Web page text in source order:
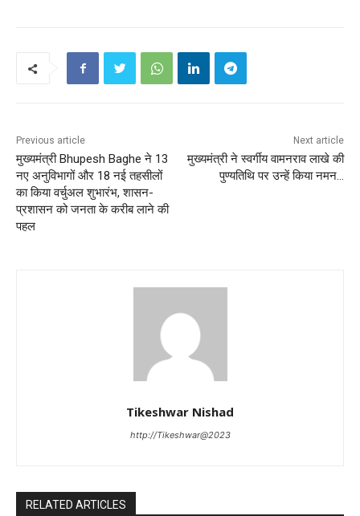
Previous article
मुख्यमंत्री Bhupesh Baghe ने 13
नए अनुविभागों और 18 नई तहसीलों
का किया वर्चुअल शुभारंभ, शासन-
प्रशासन को जनता के करीब लाने की
पहल
Next article
मुख्यमंत्री ने स्वर्गीय वामनराव लाखे की
पुण्यतिथि पर उन्हें किया नमन…
Tikeshwar Nishad
http://Tikeshwar@2023
RELATED ARTICLES